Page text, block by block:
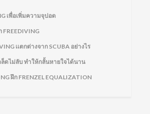
เพื่อเพิ่มความจุปอด
เเตกต่างจาก SCUBA อย่างไร
คล็ดไม่ลับ ทำให้กลั้นหายใจได้นาน
ฝึก FRENZEL EQUALIZATION